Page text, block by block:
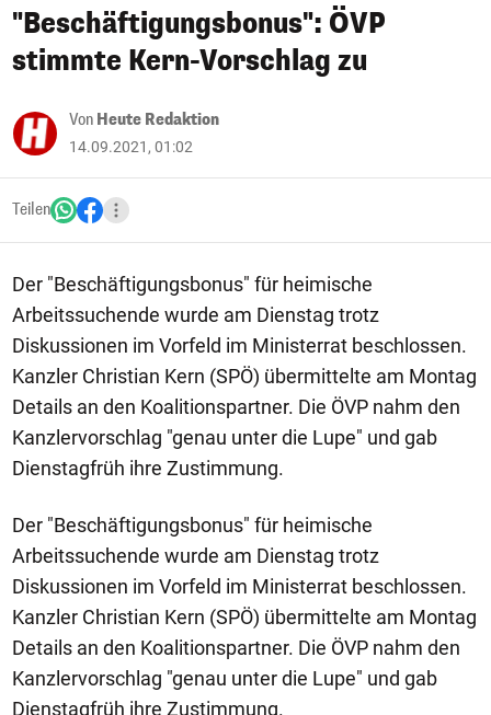
"Beschäftigungsbonus": ÖVP
stimmte Kern-Vorschlag zu
Von Heute Redaktion
14.09.2021, 01:02
Teilen
Der "Beschäftigungsbonus" für heimische
Arbeitssuchende wurde am Dienstag trotz
Diskussionen im Vorfeld im Ministerrat beschlossen.
Kanzler Christian Kern (SPÖ) übermittelte am Montag
Details an den Koalitionspartner. Die ÖVP nahm den
Kanzlervorschlag "genau unter die Lupe" und gab
Dienstagfrüh ihre Zustimmung.
Der "Beschäftigungsbonus" für heimische
Arbeitssuchende wurde am Dienstag trotz
Diskussionen im Vorfeld im Ministerrat beschlossen.
Kanzler Christian Kern (SPÖ) übermittelte am Montag
Details an den Koalitionspartner. Die ÖVP nahm den
Kanzlervorschlag "genau unter die Lupe" und gab
Dienstagfrüh ihre Zustimmung.